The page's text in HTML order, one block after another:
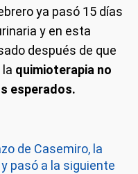
ya pasó 15 días
y en esta
después de que
quimioterapia no
esperados.
de Casemiro, la
pasó a la siguiente